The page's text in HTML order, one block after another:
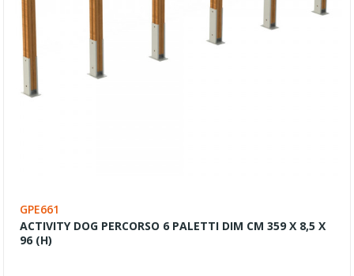
GPE661
ACTIVITY DOG PERCORSO 6 PALETTI DIM CM 359 X 8,5 X
96 (H)